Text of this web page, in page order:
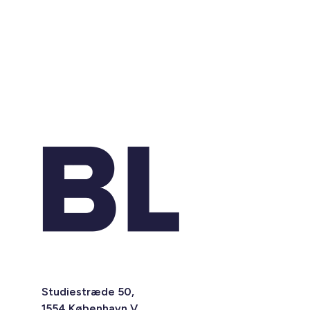
Studiestræde 50,